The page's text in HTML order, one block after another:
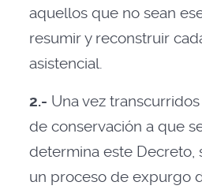
aquellos que no sean
resumir y reconstruir
asistencial.
2.- Una vez
de conservación a que
determina este Decreto,
un proceso de expurgo